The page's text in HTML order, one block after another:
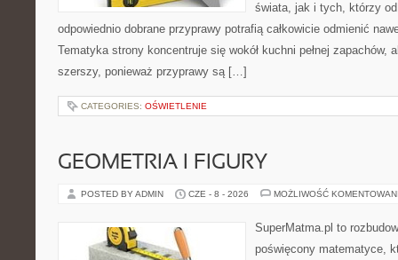
świata, jak i tych, którzy
odpowiednio dobrane przyprawy potrafią całkowicie odmienić
Tematyka strony koncentruje się wokół kuchni pełnej zapachów,
szerszy, ponieważ przyprawy są […]
CATEGORIES: OŚWIETLENIE
GEOMETRIA I FIGURY
POSTED BY ADMIN CZE - 8 - 2026 MOŻLIWOŚĆ
SuperMatma.pl to
poświęcony matematyce,